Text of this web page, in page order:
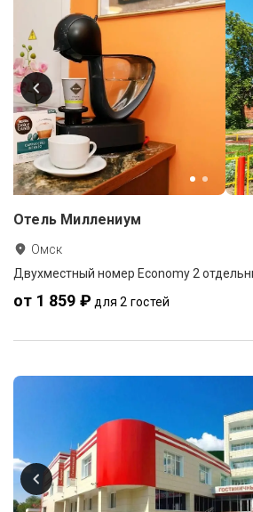
Отель Миллениум
Омск
Двухместный номер Economy 2
от 1 859 ₽ для 2 гостей